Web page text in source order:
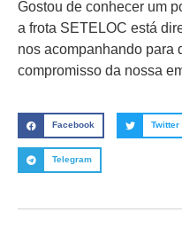
Gostou de conhecer um
a frota SETELOC está
nos acompanhando para
compromisso da nossa
Facebook Twitter
Telegram